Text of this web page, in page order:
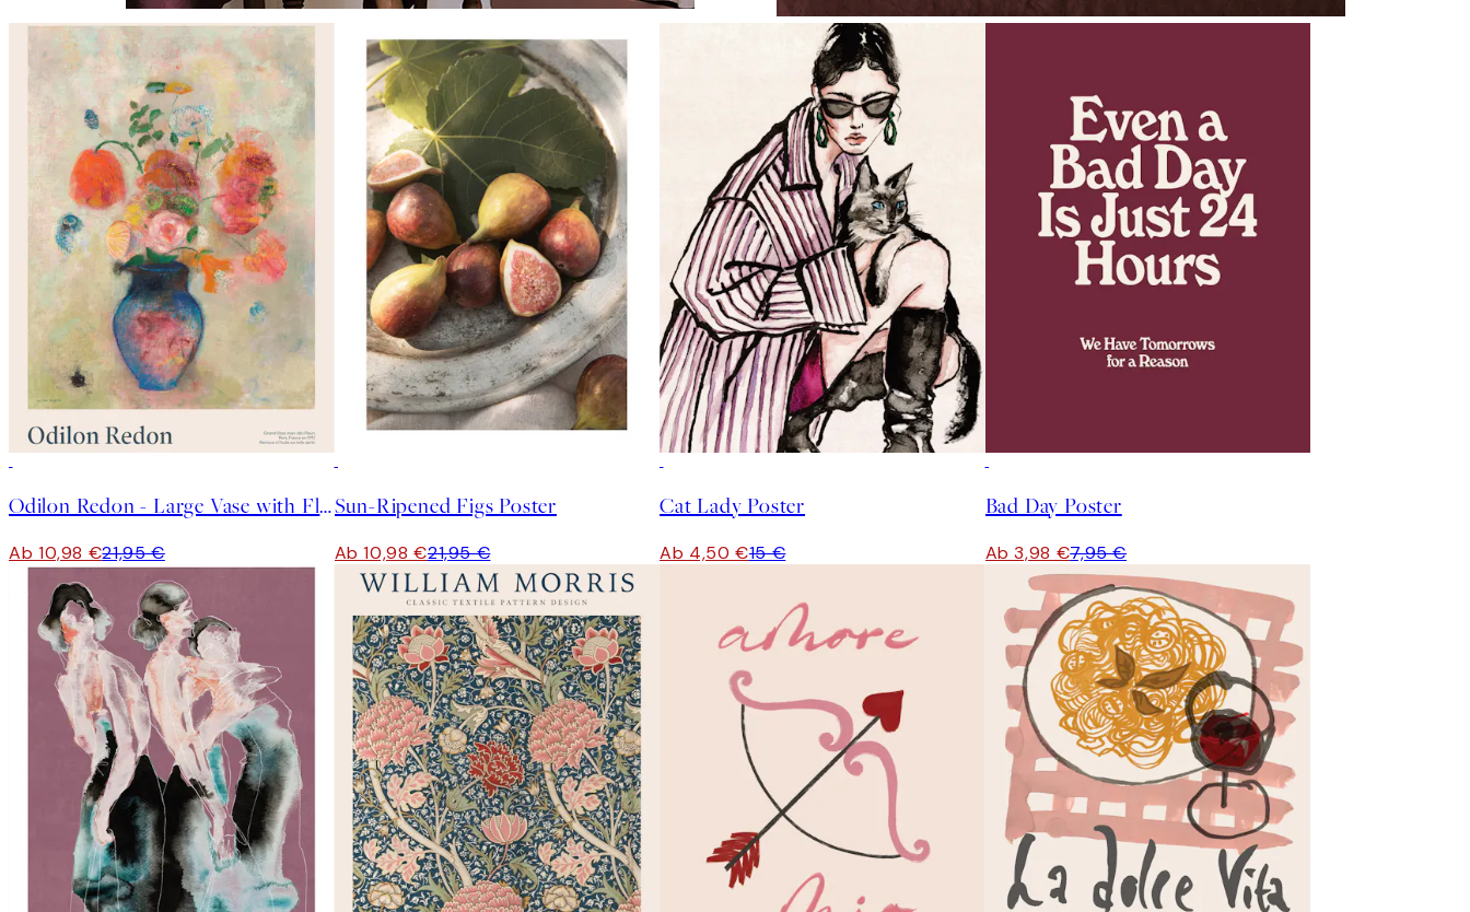
Odilon Redon - Large Vase with Flowers Poster
Ab 10,98 €21,95 €
Sun-Ripened Figs Poster
Ab 10,98 €21,95 €
Cat Lady Poster
Ab 4,50 €15 €
Bad Day Poster
Ab 3,98 €7,95 €